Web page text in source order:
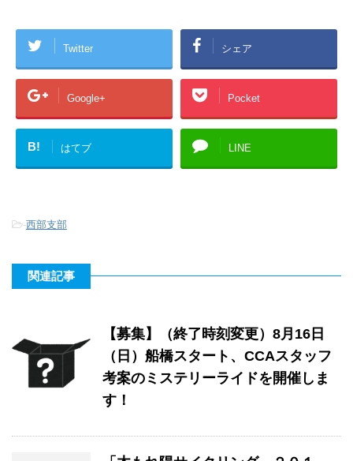
Twitter シェア
Google+ Pocket
B! はてブ LINE
-西部支部
関連記事
【募集】（終了時刻変更）8月16日
（日）船橋スタート、CCAスタッフ
考案のミステリーライドを開催しま
す！